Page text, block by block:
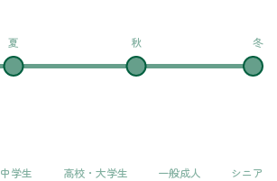
夏 秋 冬
中学生 高校・大学生 一般成人 シニア